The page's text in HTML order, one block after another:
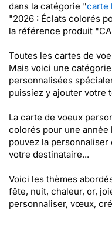
dans la catégorie "carte
"2026 : Éclats colorés
la référence produit
Toutes les cartes de
Mais voici une
personnalisées
puissiez y ajouter votre
La carte de voeux
colorés pour une
pouvez la
votre destinataire...
Voici les thèmes
fête, nuit, chaleur, or,
personnaliser, vœux,